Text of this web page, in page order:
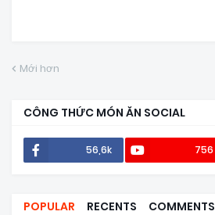
Mới hơn
CÔNG THỨC MÓN ĂN SOCIAL
56,6k 756
POPULAR RECENTS COMMENTS